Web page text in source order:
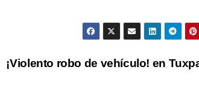
¡Violento robo de vehículo! en